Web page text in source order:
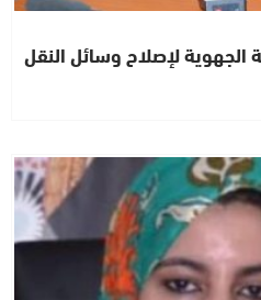
الجهوية لإصلاح وسائل النقل